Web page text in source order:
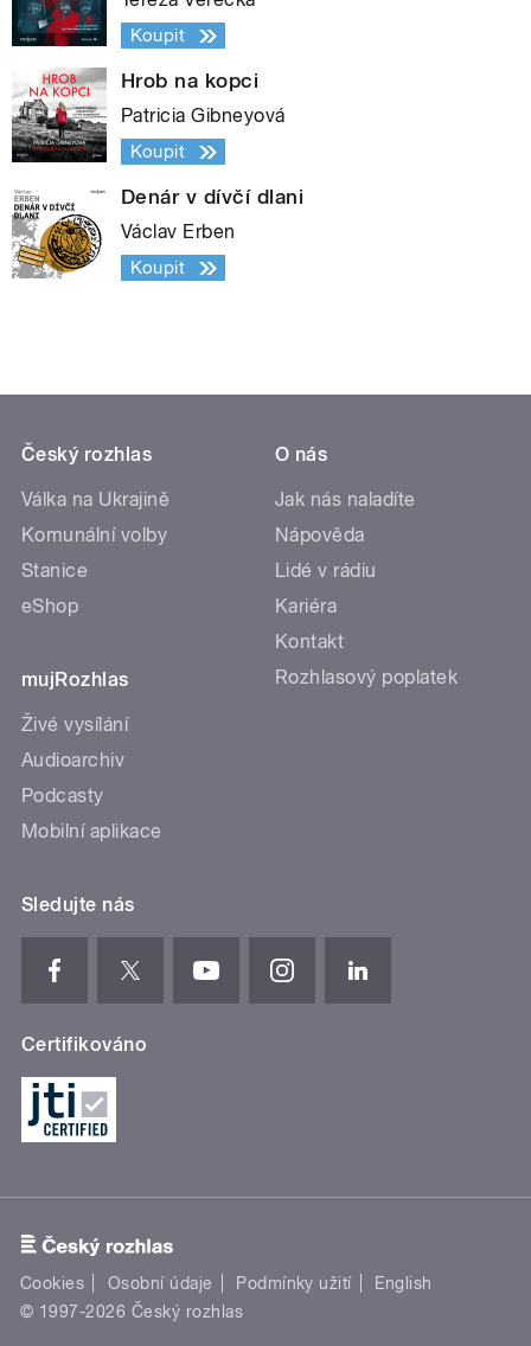
Koupit
Hrob na kopci
Patricia Gibneyová
Koupit
Denár v dívčí dlani
Václav Erben
Koupit
Český rozhlas
Válka na Ukrajině
Komunální volby
Stanice
eShop
mujRozhlas
Živé vysílání
Audioarchiv
Podcasty
Mobilní aplikace
O nás
Jak nás naladíte
Nápověda
Lidé v rádiu
Kariéra
Kontakt
Rozhlasový poplatek
Sledujte nás
Certifikováno
Cookies Osobní údaje Podmínky užití
English
© 1997-2026 Český rozhlas